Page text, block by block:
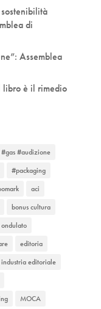
di
Assemblea
libro è il rimedio
#audizione
#packaging
aci
bonus cultura
editoria
industria editoriale
MOCA